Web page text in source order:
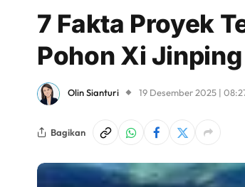
7 Fakta Proyek
Pohon Xi Jinping
Olin Sianturi 19 Desember 2025 |
Bagikan